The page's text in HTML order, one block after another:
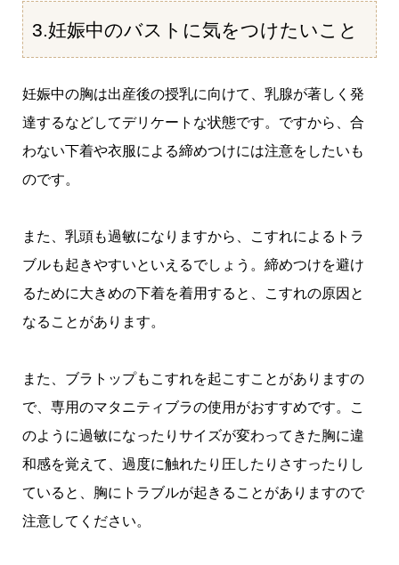
3.妊娠中のバストに気をつけたいこと
妊娠中の胸は出産後の授乳に向けて、乳腺が著しく発
達するなどしてデリケートな状態です。ですから、合
わない下着や衣服による締めつけには注意をしたいも
のです。
また、乳頭も過敏になりますから、こすれによるトラ
ブルも起きやすいといえるでしょう。締めつけを避け
るために大きめの下着を着用すると、こすれの原因と
なることがあります。
また、ブラトップもこすれを起こすことがありますの
で、専用のマタニティブラの使用がおすすめです。こ
のように過敏になったりサイズが変わってきた胸に違
和感を覚えて、過度に触れたり圧したりさすったりし
ていると、胸にトラブルが起きることがありますので
注意してください。